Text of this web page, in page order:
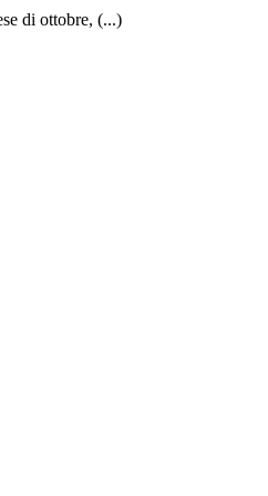
di ottobre, (...)